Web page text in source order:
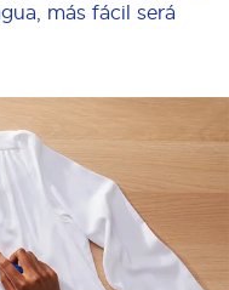
más fácil será